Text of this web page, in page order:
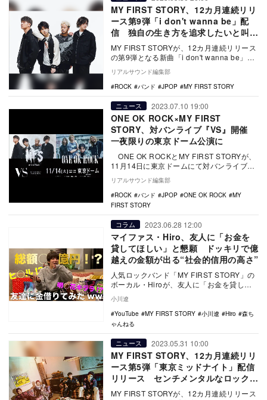
MY FIRST STORY、12カ月連続リリ
ース第9弾「i don't wanna be」配
信 独自の生き方を追求したいと叫ぶ
ロックナンバーに
MY FIRST STORYが、12カ月連続リリース
の第9弾となる新曲「i don't wanna be」を
配信リリースした。 …
リアルサウンド編集部
ROCK
バンド JPOP MY FIRST STORY
ニュース 2023.07.10 19:00
ONE OK ROCK×MY FIRST
STORY、対バンライブ『VS』開催
一夜限りの東京ドーム公演に
ONE OK ROCKとMY FIRST STORYが、
11月14日に東京ドームにて対バンライブ
リアルサウンド編集部
ROCK
バンド JPOP ONE OK ROCK
MY
FIRST STORY
コラム 2023.06.28 12:00
マイファス・Hiro、友人に「お金を
貸してほしい」と懇願 ドッキリで億
越えの金額が出る“社会的信用の高さ”
人気ロックバンド「MY FIRST STORY」の
ボーカル・Hiroが、友人に「お金を貸して
小川遼
YouTube
MY FIRST STORY 小川遼 Hiro
森ち
ゃんねる
ニュース 2023.05.31 10:00
MY FIRST STORY、12カ月連続リリ
ース第5弾「東京ミッドナイト」配信
リリース センチメンタルなロックナ
ンバーに
MY FIRST STORYが、12カ月連続リリース